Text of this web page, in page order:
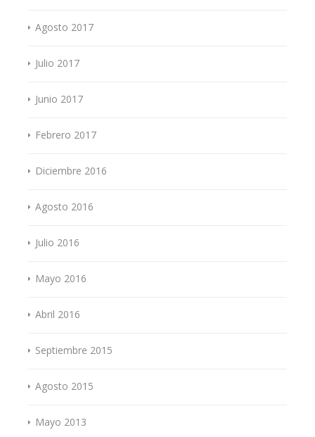
Agosto 2017
Julio 2017
Junio 2017
Febrero 2017
Diciembre 2016
Agosto 2016
Julio 2016
Mayo 2016
Abril 2016
Septiembre 2015
Agosto 2015
Mayo 2013